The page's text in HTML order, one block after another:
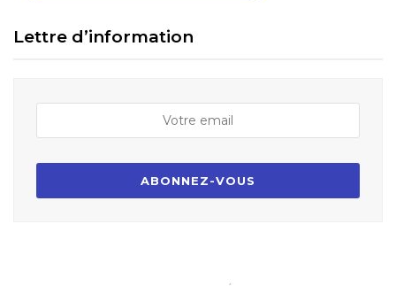
Lettre d’information